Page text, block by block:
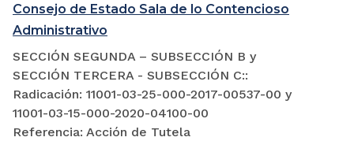
Consejo de Estado Sala de lo Contencioso
Administrativo
SECCIÓN SEGUNDA – SUBSECCIÓN B y
SECCIÓN TERCERA - SUBSECCIÓN C::
Radicación: 11001-03-25-000-2017-00537-00 y
11001-03-15-000-2020-04100-00
Referencia: Acción de Tutela